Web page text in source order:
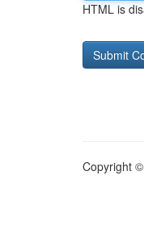
HTML is
Copyright